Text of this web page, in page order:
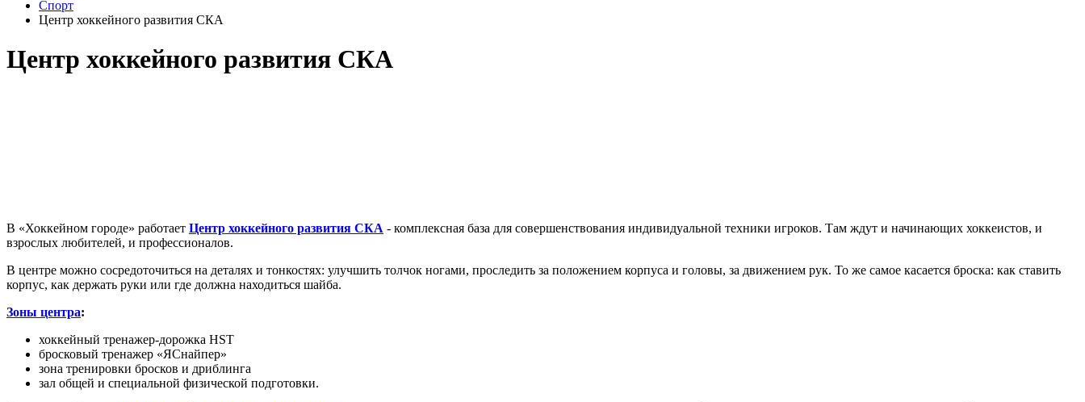
Спорт
Центр хоккейного развития СКА
Центр хоккейного развития СКА
В «Хоккейном городе» работает Центр хоккейного развития СКА - комплексная база для совершенствования индивидуальной техники игроков. Там ждут и начинающих хоккеистов, и
взрослых любителей, и профессионалов.
В центре можно сосредоточиться на деталях и тонкостях: улучшить толчок ногами, проследить за положением корпуса и головы, за движением рук. То же самое касается броска: как ставить
корпус, как держать руки или где должна находиться шайба.
Зоны центра:
хоккейный тренажер-дорожка HST
бросковый тренажер «ЯСнайпер»
зона тренировки бросков и дриблинга
зал общей и специальной физической подготовки.